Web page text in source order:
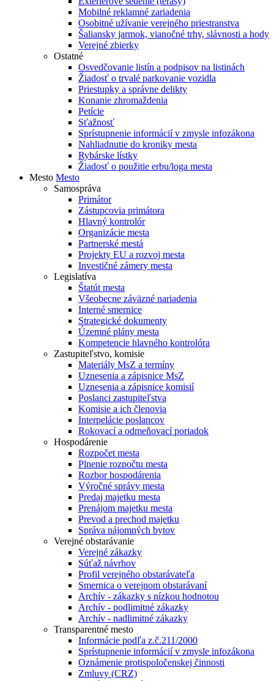
Mobilné reklamné zariadenia
Osobitné užívanie verejného priestranstva
Šaliansky jarmok, vianočné trhy, slávnosti a hody
Verejné zbierky
Ostatné
Osvedčovanie listín a podpisov na listinách
Žiadosť o trvalé parkovanie vozidla
Priestupky a správne delikty
Konanie zhromaždenia
Petície
Sťažnosť
Sprístupnenie informácií v zmysle infozákona
Nahliadnutie do kroniky mesta
Rybárske lístky
Žiadosť o použitie erbu/loga mesta
Mesto Mesto
Samospráva
Primátor
Zástupcovia primátora
Hlavný kontrolór
Organizácie mesta
Partnerské mestá
Projekty EU a rozvoj mesta
Investičné zámery mesta
Legislatíva
Štatút mesta
Všeobecne záväzné nariadenia
Interné smernice
Strategické dokumenty
Územné plány mesta
Kompetencie hlavného kontrolóra
Zastupiteľstvo, komisie
Materiály MsZ a termíny
Uznesenia a zápisnice MsZ
Uznesenia a zápisnice komisií
Poslanci zastupiteľstva
Komisie a ich členovia
Interpelácie poslancov
Rokovací a odmeňovací poriadok
Hospodárenie
Rozpočet mesta
Plnenie rozpočtu mesta
Rozbor hospodárenia
Výročné správy mesta
Predaj majetku mesta
Prenájom majetku mesta
Prevod a prechod majetku
Správa nájomných bytov
Verejné obstarávanie
Verejné zákazky
Súťaž návrhov
Profil verejného obstarávateľa
Smernica o verejnom obstarávaní
Archív - zákazky s nízkou hodnotou
Archív - podlimitné zákazky
Archív - nadlimitné zákazky
Transparentné mesto
Informácie podľa z.č.211/2000
Sprístupnenie informácií v zmysle infozákona
Oznámenie protispoločenskej činnosti
Zmluvy (CRZ)